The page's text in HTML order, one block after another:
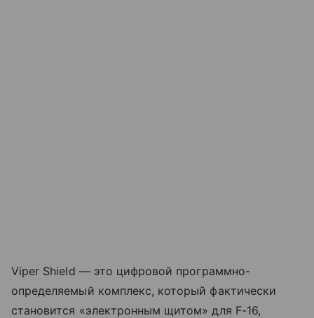
Viper Shield — это цифровой программно-
определяемый комплекс, который фактически
становится «электронным щитом» для F-16,